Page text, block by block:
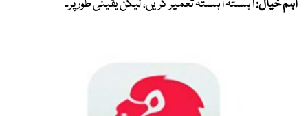
اہم خیال:آہستہ آہستہ تعمیر کریں، لیکن یقینی طور پر۔